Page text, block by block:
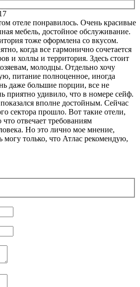
отеле понравилось. Очень красивые
мебель, достойное обслуживание.
тоже оформлена со вкусом.
когда все гармонично сочетается
и холлы и территория. Здесь стоит
молодцы. Отдельно хочу
питание полноценное, иногда
даже большие порции, все не
приятно удивило, что в номере сейф.
вполне достойным. Сейчас
сектора прошло. Вот такие отели,
что отвечает требованиям
Но это лично мое мнение,
могу только, что Атлас рекомендую,